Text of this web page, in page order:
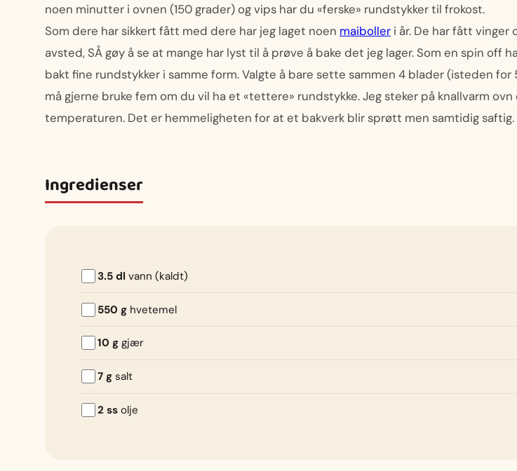
noen minutter i ovnen (150 grader) og vips har du «ferske» rundstykker til frokost.
Som dere har sikkert fått med dere har jeg laget noen maiboller i år. De har fått vinger
avsted, SÅ gøy å se at mange har lyst til å prøve å bake det jeg lager. Som en spin off
bakt fine rundstykker i samme form. Valgte å bare sette sammen 4 blader (isteden for
må gjerne bruke fem om du vil ha et «tettere» rundstykke. Jeg steker på knallvarm ovn
temperaturen. Det er hemmeligheten for at et bakverk blir sprøtt men samtidig saftig.
Ingredienser
3.5 dl vann (kaldt)
550 g hvetemel
10 g gjær
7 g salt
2 ss olje